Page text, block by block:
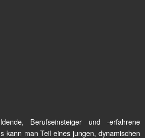
Berufseinsteiger und -erfahrene
kann man Teil eines jungen, dynamischen